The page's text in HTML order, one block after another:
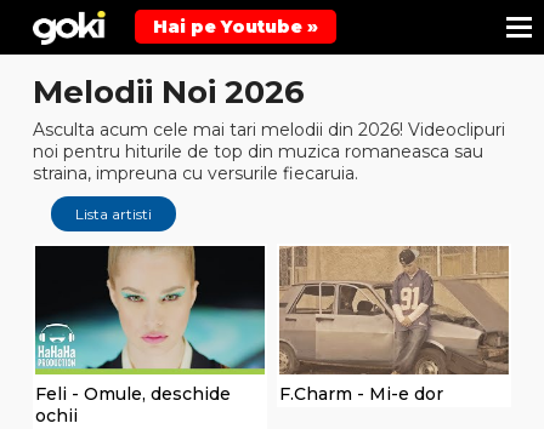
Hai pe Youtube »
Melodii Noi 2026
Asculta acum cele mai tari melodii din 2026! Videoclipuri
noi pentru hiturile de top din muzica romaneasca sau
straina, impreuna cu versurile fiecaruia.
Lista artisti
Feli - Omule, deschide
ochii
F.Charm - Mi-e dor